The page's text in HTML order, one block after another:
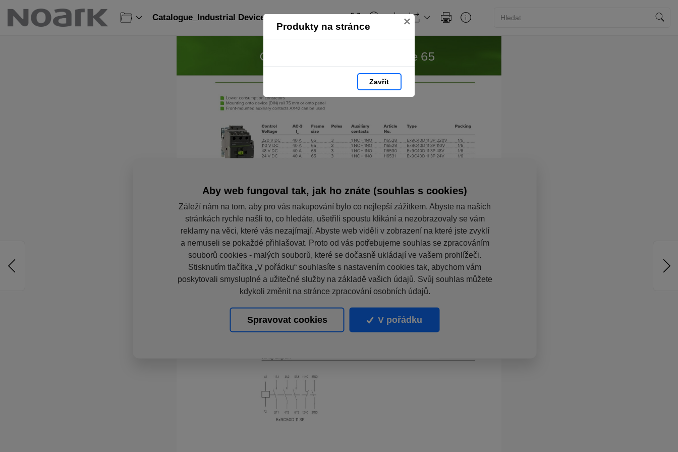
Produkty na stránce ×
Zavřít
Catalogue_Industrial Devices_EN: strana 65
Aby web fungoval tak, jak ho znáte (souhlas s cookies)
Záleží nám na tom, aby pro vás nakupování bylo co nejlepší zážitkem. Abyste na našich
stránkách rychle našli to, co hledáte, ušetřili spoustu klikání a nezobrazovaly se vám
reklamy na věci, které vás nezajímají. Abyste web viděli v zobrazení na které jste zvyklí
a nemuseli se pokaždé přihlašovat. Proto od vás potřebujeme souhlas se zpracováním
souborů cookies - malých souborů, které se dočasně ukládají ve vašem prohlížeči.
Stisknutím tlačítka „V pořádku“ souhlasíte s nastavením cookies tak, abychom vám
poskytovali smysluplné a užitečné služby na základě vašich údajů. Svůj souhlas můžete
kdykoli změnit na stránce zpracování osobních údajů.
Spravovat cookies V pořádku